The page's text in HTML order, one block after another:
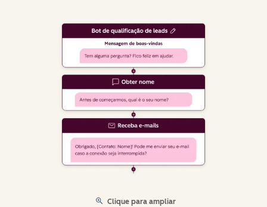
Clique para ampliar